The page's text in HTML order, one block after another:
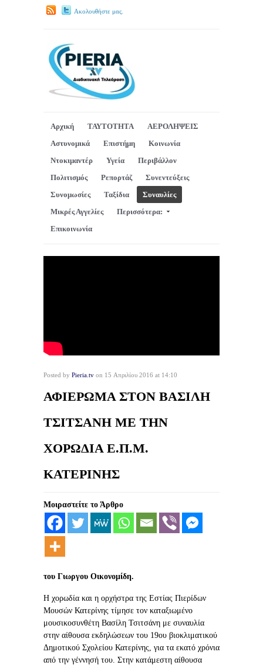
Ακολουθήστε μας.
Αρχική ΤΑΥΤΟΤΗΤΑ
ΑΕΡΟΛΗΨΕΙΣ
Αστυνομικά
Επιστήμη
Κοινωνία
Ντοκιμαντέρ
Υγεία
Περιβάλλον
Πολιτισμός
Ρεπορτάζ
Συνεντεύξεις
Συνομωσίες
Ταξίδια
Συναυλίες
Μικρές Αγγελίες
Περισσότερα:
Επικοινωνία
Posted by Pieria.tv on 15 Απριλίου 2016 at 14:10
ΑΦΙΕΡΩΜΑ ΣΤΟΝ ΒΑΣΙΛΗ
ΤΣΙΤΣΑΝΗ ΜΕ ΤΗΝ
ΧΟΡΩΔΙΑ Ε.Π.Μ.
ΚΑΤΕΡΙΝΗΣ
Μοιραστείτε το Άρθρο
του Γιωργου Οικονομίδη.
Η χορωδία και η ορχήστρα της Εστίας Πιερίδων
Μουσών Κατερίνης τίμησε τον καταξιωμένο
μουσικοσυνθέτη Βασίλη Τσιτσάνη με συναυλία
στην αίθουσα εκδηλώσεων του 19ου βιοκλιματικού
Δημοτικού Σχολείου Κατερίνης, για τα εκατό χρόνια
από την γέννησή του. Στην κατάμεστη αίθουσα